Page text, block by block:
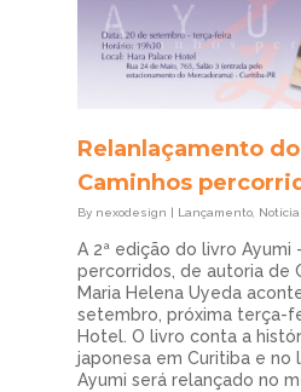
Relanlaçamento
Caminhos
By nexodesign | Lançamento, Notícia
A 2ª edição do livro Ayumi
percorridos, de autoria de
Maria Helena Uyeda
setembro, próxima terça-
Hotel. O livro conta a
japonesa em Curitiba e no
Ayumi será relançado no